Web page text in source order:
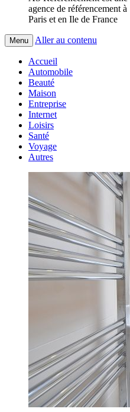
agence de référencement à
Paris et en Ile de France
Menu Aller au contenu
Accueil
Automobile
Beauté
Maison
Entreprise
Internet
Loisirs
Santé
Voyage
Autres